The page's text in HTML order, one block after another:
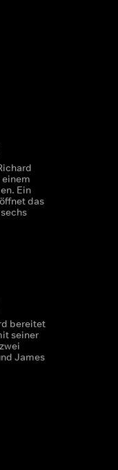
einem
Ein
das
bereitet
seiner
James